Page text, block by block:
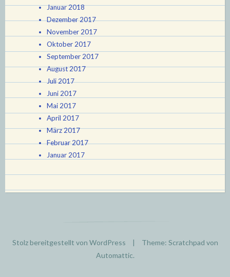
Januar 2018
Dezember 2017
November 2017
Oktober 2017
September 2017
August 2017
Juli 2017
Juni 2017
Mai 2017
April 2017
März 2017
Februar 2017
Januar 2017
Stolz bereitgestellt von WordPress |
Theme: Scratchpad von
Automattic.